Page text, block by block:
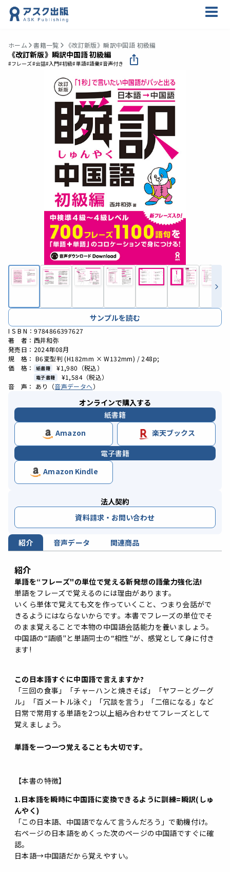
ホーム 書籍一覧 《改訂新版》瞬訳中国語 初級編
《改訂新版》瞬訳中国語 初級編
#フレーズ#会話#入門#初級#単語#語彙#音声付き
サンプルを読む
I S B N：9784866397627
著 者：西井和弥
発売日：2024年08月
規 格： B6変型判 (H182mm × W132mm) / 248p;
価 格：
紙書籍 ¥1,980 （税込）
電子書籍 ¥1,584 （税込）
音 声： あり（音声データへ）
オンラインで購入する
紙書籍
Amazon
楽天ブックス
電子書籍
Amazon Kindle
法人契約
資料請求・お問い合わせ
紹介 音声データ 関連商品
紹介
単語を“フレーズ"の単位で覚える新発想の語彙力強化法!
単語をフレーズで覚えるのには理由があります。
いくら単体で覚えても文を作っていくこと、つまり会話がで
きるようにはならないからです。本書でフレーズの単位でそ
のまま覚えることで本物の中国語会話能力を養いましょう。
中国語の“語順"と単語同士の“相性"が、感覚として身に付き
ます!
この日本語すぐに中国語で言えますか?
「三回の食事」「チャーハンと焼きそば」「ヤフーとグーグ
ル」「百メートル泳ぐ」「冗談を言う」「二倍になる」など
日常で常用する単語を2つ以上組み合わせてフレーズとして
覚えましょう。
単語を一つ一つ覚えることも大切です。
【本書の特徴】
1.日本語を瞬時に中国語に変換できるように訓練=瞬訳(しゅ
んやく)
「この日本語、中国語でなんて言うんだろう」で動機付け。
右ページの日本語をめくった次のページの中国語ですぐに確
認。
日本語→中国語だから覚えやすい。